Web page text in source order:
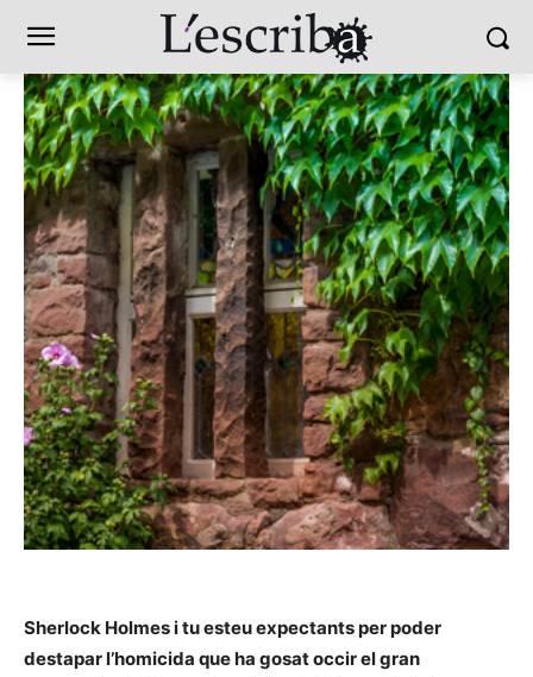
Sherlock Holmes i tu esteu expectants per poder
destapar l’homicida que ha gosat occir el gran